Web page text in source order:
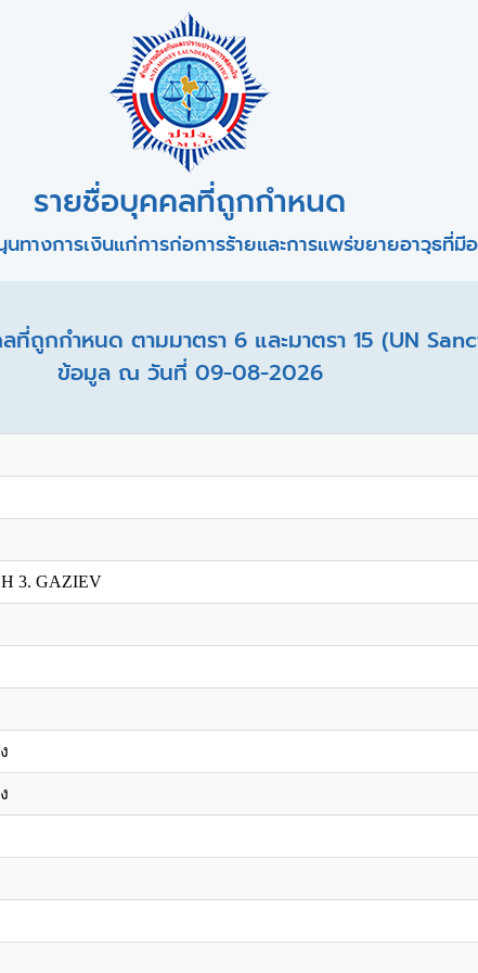
รายชื่อบุคคลที่ถูกกำหนด
ทางการเงินแก่การก่อการร้ายและการแพร่ขยายอาวุธที่
ที่ถูกกำหนด ตามมาตรา 6 และมาตรา 15 (UN
ข้อมูล ณ วันที่ 09-08-2026
3. GAZIEV